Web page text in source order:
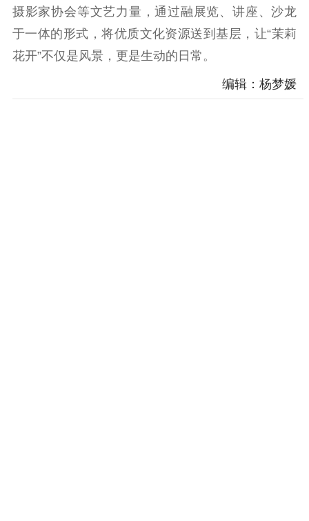
服务
共建共享平台
习平台
责任编辑注册
业务申报系统
摄影家协会等文艺力量，通过融展览、讲座、沙龙
于一体的形式，将优质文化资源送到基层，让“茉莉
花开”不仅是风景，更是生动的日常。
编辑：杨梦媛